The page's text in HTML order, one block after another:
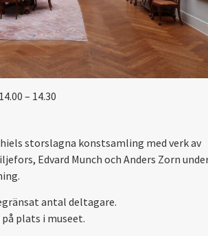
– 14.30
storslagna konstsamling med verk av
Edvard Munch och Anders Zorn
antal deltagare.
plats i museet.